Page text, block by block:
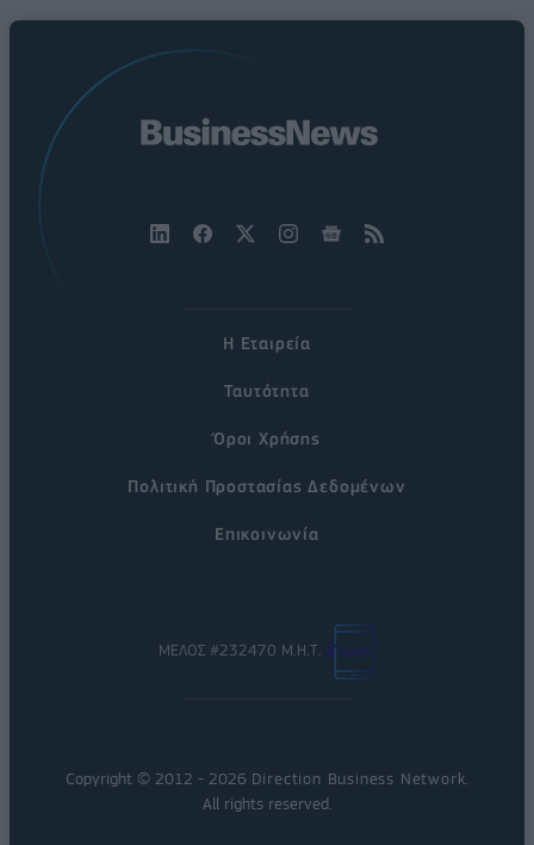
Η Εταιρεία
Ταυτότητα
Όροι Χρήσης
Πολιτική Προστασίας Δεδομένων
Επικοινωνία
ΜΕΛΟΣ #232470 Μ.Η.Τ.
Copyright © 2012 - 2026 Direction Business Network
All rights reserved.